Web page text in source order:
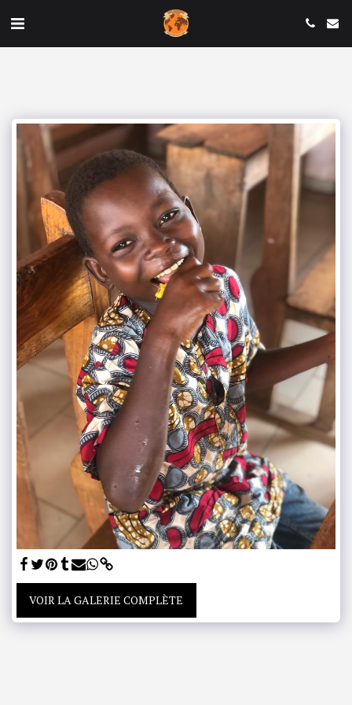
VOIR LA GALERIE COMPLÈTE